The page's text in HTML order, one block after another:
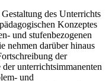
des Unterrichts
Konzeptes
und stufenbezogenen
nehmen darüber hinaus
der
unterrichtsimmanenten
und